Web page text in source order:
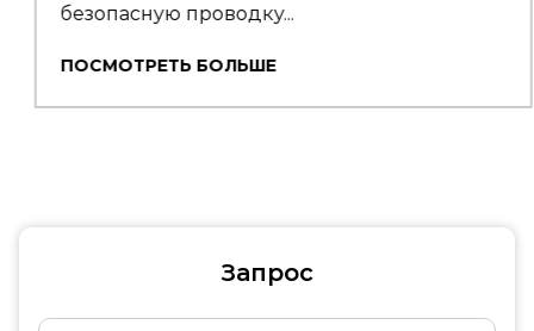
безопасную проводку...
ПОСМОТРЕТЬ БОЛЬШЕ
Запрос